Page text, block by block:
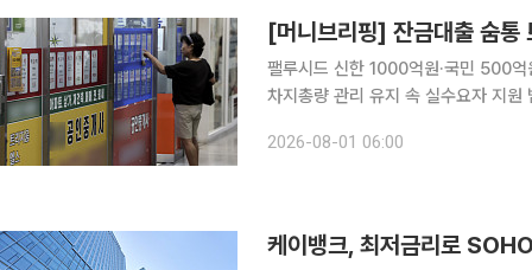
[머니브리핑] 잔금대출 숨
팰루시드 신한 1000억원·국민 500
차지총량 관리 유지 속 실수요자 지원 범위 주목 막혀 있던 잔금대출에 조금
문턱은 여전하다. 총량 관리는 이어가
2026-08-01 06:00
케이뱅크, 최저금리로